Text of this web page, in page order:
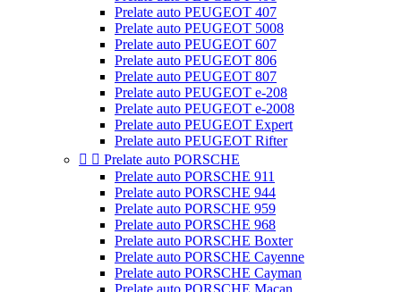
Prelate auto PEUGEOT 407
Prelate auto PEUGEOT 5008
Prelate auto PEUGEOT 607
Prelate auto PEUGEOT 806
Prelate auto PEUGEOT 807
Prelate auto PEUGEOT e-208
Prelate auto PEUGEOT e-2008
Prelate auto PEUGEOT Expert
Prelate auto PEUGEOT Rifter
  Prelate auto PORSCHE
Prelate auto PORSCHE 911
Prelate auto PORSCHE 944
Prelate auto PORSCHE 959
Prelate auto PORSCHE 968
Prelate auto PORSCHE Boxter
Prelate auto PORSCHE Cayenne
Prelate auto PORSCHE Cayman
Prelate auto PORSCHE Macan